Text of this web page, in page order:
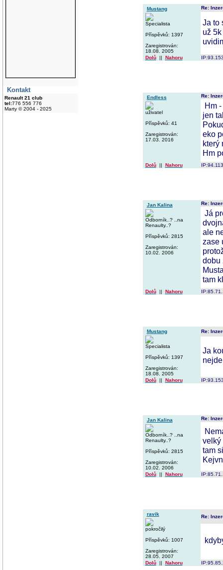
Kontakt
Renault 21 club
tel:776 556 776
Marty © 2004 - 2025
Mustang
Specialista
Příspěvků: 1397
Zaregistrován:
18.08. 2005
Re:
Ja to
už
Dolů|| Nahoru
Endless
uživatel
Příspěvků: 41
Zaregistrován:
17.03. 2016
Re:
Hm
jen
eko
který
Hm
Dolů|| Nahoru
Jan Kalina
Odborník..? ..na
Renaulty..?
Příspěvků: 2815
Zaregistrován:
10.02. 2006
Re:
Já
ale
zase
dobu
tam
Dolů|| Nahoru
Mustang
Specialista
Příspěvků: 1397
Zaregistrován:
18.08. 2005
Re:
Ja
Dolů|| Nahoru
Jan Kalina
Odborník..? ..na
Renaulty..?
Příspěvků: 2815
Zaregistrován:
10.02. 2006
Re:
velký
tam
Dolů|| Nahoru
ravik
pokročilý
Příspěvků: 1007
Zaregistrován:
28.05. 2007
Re:
Dolů|| Nahoru